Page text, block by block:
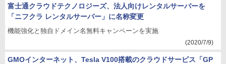
富士通クラウドテクノロジーズ、法人向けレンタルサーバーを
「ニフクラ レンタルサーバー」に名称変更
機能強化と独自ドメイン名無料キャンペーンを実施
(2020/7/9)
GMOインターネット、Tesla V100搭載のクラウドサービス「GP